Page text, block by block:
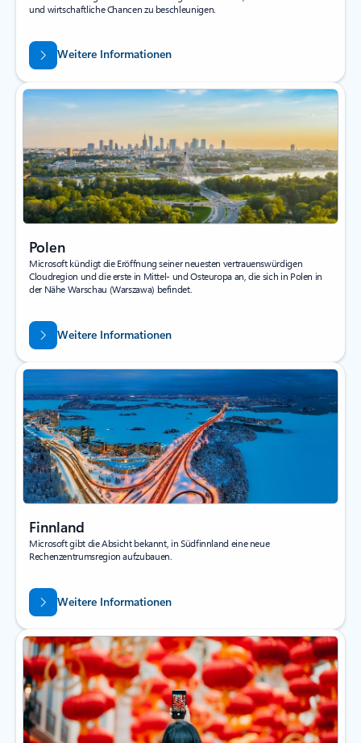
und wirtschaftliche Chancen zu beschleunigen.
Weitere Informationen
Polen
Microsoft kündigt die Eröffnung seiner neuesten vertrauenswürdigen
Cloudregion und die erste in Mittel- und Osteuropa an, die sich in Polen in
der Nähe Warschau (Warszawa) befindet.
Weitere Informationen
Finnland
Microsoft gibt die Absicht bekannt, in Südfinnland eine neue
Rechenzentrumsregion aufzubauen.
Weitere Informationen